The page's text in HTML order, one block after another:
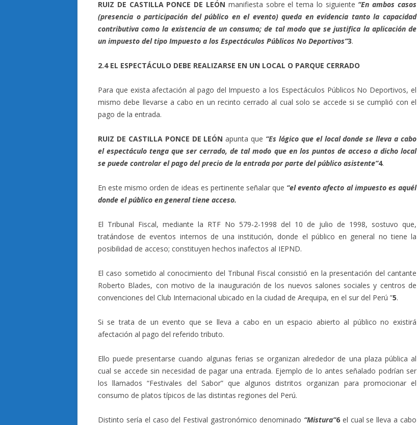
RUIZ DE CASTILLA PONCE DE LEÓN manifiesta sobre el tema lo siguiente “En ambos casos
(presencia o participación del público en el evento) queda en evidencia tanto la capacidad
contributiva como la existencia de un consumo; de tal modo que se justifica la aplicación de
un impuesto del tipo Impuesto a los Espectáculos Públicos No Deportivos”3.
2.4 EL ESPECTÁCULO DEBE REALIZARSE EN UN LOCAL O PARQUE CERRADO
Para que exista afectación al pago del Impuesto a los Espectáculos Públicos No Deportivos, el
mismo debe llevarse a cabo en un recinto cerrado al cual solo se accede si se cumplió con el
pago de la entrada.
RUIZ DE CASTILLA PONCE DE LEÓN apunta que “Es lógico que el local donde se lleva a cabo
el espectáculo tenga que ser cerrado, de tal modo que en los puntos de acceso a dicho local
se puede controlar el pago del precio de la entrada por parte del público asistente”4.
En este mismo orden de ideas es pertinente señalar que “el evento afecto al impuesto es aquél
donde el público en general tiene acceso.
El Tribunal Fiscal, mediante la RTF No 579-2-1998 del 10 de julio de 1998, sostuvo que,
tratándose de eventos internos de una institución, donde el público en general no tiene la
posibilidad de acceso; constituyen hechos inafectos al IEPND.
El caso sometido al conocimiento del Tribunal Fiscal consistió en la presentación del cantante
Roberto Blades, con motivo de la inauguración de los nuevos salones sociales y centros de
convenciones del Club Internacional ubicado en la ciudad de Arequipa, en el sur del Perú ”5.
Si se trata de un evento que se lleva a cabo en un espacio abierto al público no existirá
afectación al pago del referido tributo.
Ello puede presentarse cuando algunas ferias se organizan alrededor de una plaza pública al
cual se accede sin necesidad de pagar una entrada. Ejemplo de lo antes señalado podrían ser
los llamados “Festivales del Sabor” que algunos distritos organizan para promocionar el
consumo de platos típicos de las distintas regiones del Perú.
Distinto sería el caso del Festival gastronómico denominado “Mistura”6el cual se lleva a cabo